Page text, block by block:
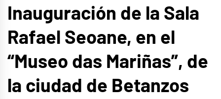
Inauguración de la Sala
Rafael Seoane, en el
“Museo das Mariñas”, de
la ciudad de Betanzos